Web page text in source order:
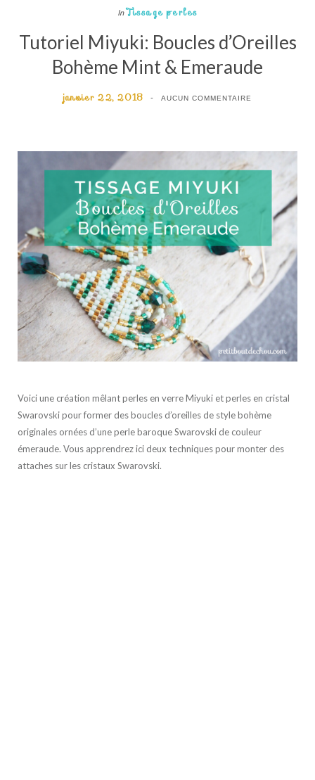
In Tissage perles
Tutoriel Miyuki: Boucles d’Oreilles
Bohème Mint & Emeraude
janvier 22, 2018 AUCUN COMMENTAIRE
Voici une création mêlant perles en verre Miyuki et perles en cristal
Swarovski pour former des boucles d’oreilles de style bohème
originales ornées d’une perle baroque Swarovski de couleur
émeraude. Vous apprendrez ici deux techniques pour monter des
attaches sur les cristaux Swarovski.